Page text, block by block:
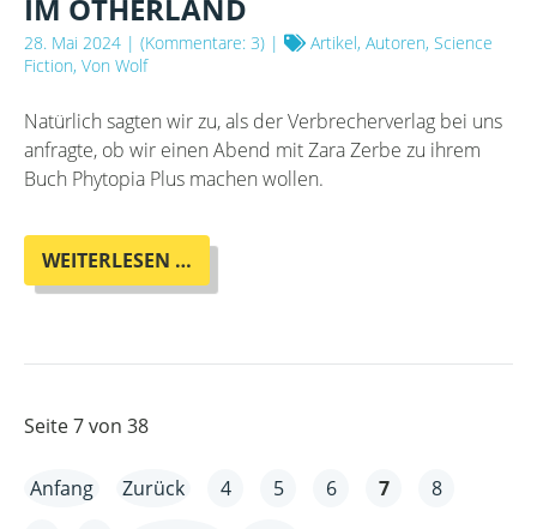
IM OTHERLAND
28. Mai 2024 | (Kommentare: 3) |
Artikel, Autoren, Science
Fiction, Von Wolf
Natürlich sagten wir zu, als der Verbrecherverlag bei uns
anfragte, ob wir einen Abend mit Zara Zerbe zu ihrem
Buch Phytopia Plus machen wollen.
WEITERLESEN …
ZERBE
PLUS"
Seite 7 von 38
Anfang Zurück 4 5 6 7
8